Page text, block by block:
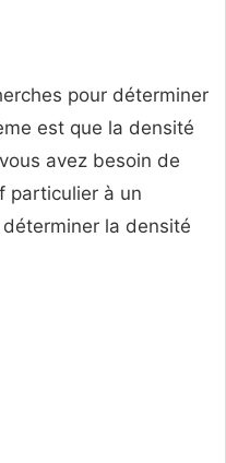
pour déterminer
est que la densité
avez besoin de
particulier à un
la densité